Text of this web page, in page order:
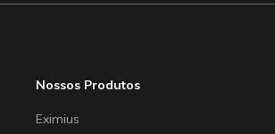
Nossos Produtos
Eximius